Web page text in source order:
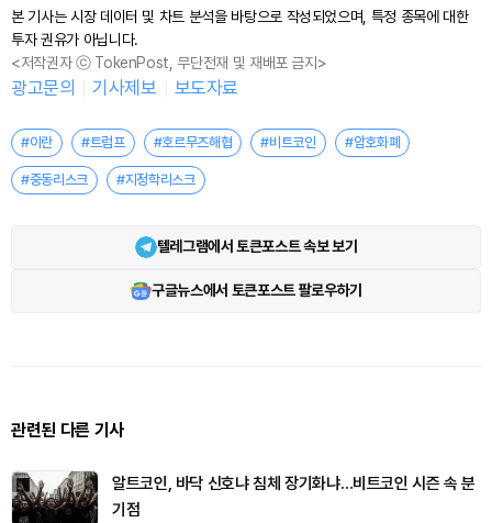
본 기사는 시장 데이터 및 차트 분석을 바탕으로 작성되었으며, 특정 종목에 대한
투자 권유가 아닙니다.
<저작권자 ⓒ TokenPost, 무단전재 및 재배포 금지>
광고문의 기사제보 보도자료
#이란 #트럼프 #호르무즈해협 #비트코인 #암호화폐
#중동리스크 #지정학리스크
텔레그램에서 토큰포스트 속보 보기
구글뉴스에서 토큰포스트 팔로우하기
관련된 다른 기사
알트코인, 바닥 신호냐 침체 장기화냐…비트코인 시즌 속 분
기점